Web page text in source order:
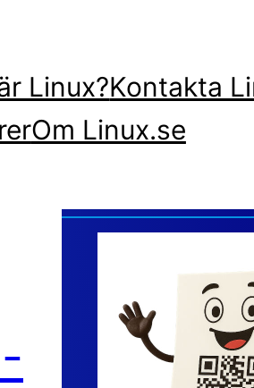
Linux?Kontakta
Om Linux.se